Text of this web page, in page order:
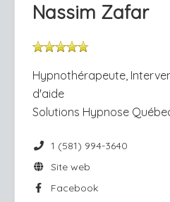
Nassim Zafar
Hypnothérapeute,
d'aide
Solutions Hypnose
1 (581) 994-3640
Site web
Facebook